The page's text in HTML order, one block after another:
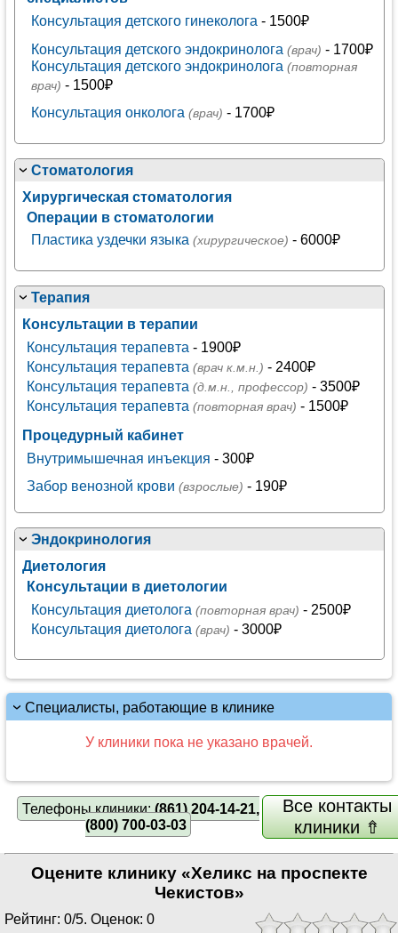
Консультация детского гинеколога - 1500₽
Консультация детского эндокринолога (врач) - 1700₽
Консультация детского эндокринолога (повторная
врач) - 1500₽
Консультация онколога (врач) - 1700₽
Стоматология
Хирургическая стоматология
Операции в стоматологии
Пластика уздечки языка (хирургическое) - 6000₽
Терапия
Консультации в терапии
Консультация терапевта - 1900₽
Консультация терапевта (врач к.м.н.) - 2400₽
Консультация терапевта (д.м.н., профессор) - 3500₽
Консультация терапевта (повторная врач) - 1500₽
Процедурный кабинет
Внутримышечная инъекция - 300₽
Забор венозной крови (взрослые) - 190₽
Эндокринология
Диетология
Консультации в диетологии
Консультация диетолога (повторная врач) - 2500₽
Консультация диетолога (врач) - 3000₽
Специалисты, работающие в клинике
У клиники пока не указано врачей.
Телефоны клиники:(861) 204-14-21,
(800) 700-03-03
Все контакты
клиники ⇮
Оцените клинику «Хеликс на проспекте
Чекистов»
Рейтинг: 0/5. Оценок: 0